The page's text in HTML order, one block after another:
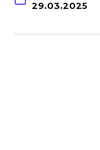
29.03.2025